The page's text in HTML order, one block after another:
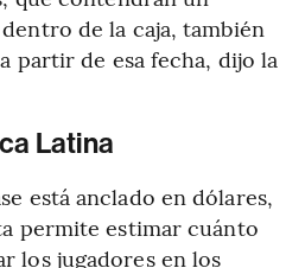
de la caja, también
partir de esa fecha, dijo la
Latina
está anclado en dólares,
permite estimar cuánto
los jugadores en los